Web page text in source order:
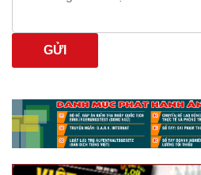
GỬI